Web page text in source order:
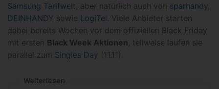
Samsung Tarifwelt, aber natürlich auch von sparhandy,
DEINHANDY sowie LogiTel. Viele Anbieter starten
dabei bereits Wochen vor dem offiziellen Black Friday
mit ersten Black Week Aktionen, teilweise laufen sie
parallel zum Singles Day (11.11).
Weiterlesen